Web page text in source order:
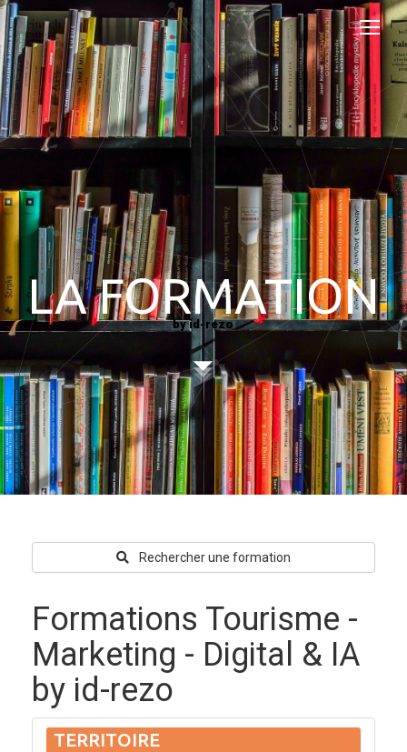
LA FORMATION
by id-rezo
Rechercher une formation
Formations Tourisme -
Marketing - Digital & IA
by id-rezo
TERRITOIRE